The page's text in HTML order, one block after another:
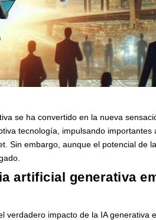
se ha convertido en la nueva
tecnología, impulsando importantes
Sin embargo, aunque el potencial de
artificial generativa
verdadero impacto de la IA generativa